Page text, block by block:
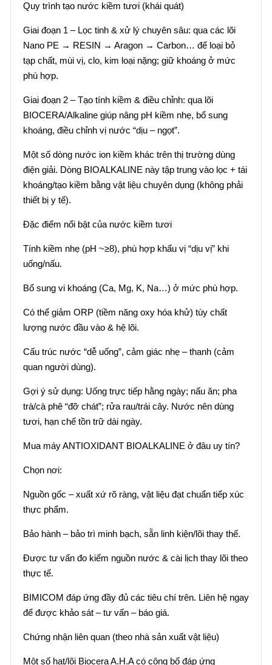
Quy trình tạo nước kiềm tươi (khái quát)
Giai đoạn 1 – Lọc tinh & xử lý chuyên sâu: qua các lõi
Nano PE → RESIN → Aragon → Carbon… để loại bỏ
tạp chất, mùi vị, clo, kim loại nặng; giữ khoáng ở mức
phù hợp.
Giai đoạn 2 – Tạo tính kiềm & điều chỉnh: qua lõi
BIOCERA/Alkaline giúp nâng pH kiềm nhẹ, bổ sung
khoáng, điều chỉnh vị nước “dịu – ngọt”.
Một số dòng nước ion kiềm khác trên thị trường dùng
điện giải. Dòng BIOALKALINE này tập trung vào lọc + tái
khoáng/tạo kiềm bằng vật liệu chuyên dụng (không phải
thiết bị y tế).
Đặc điểm nổi bật của nước kiềm tươi
Tính kiềm nhẹ (pH ~≥8), phù hợp khẩu vị “dịu vị” khi
uống/nấu.
Bổ sung vi khoáng (Ca, Mg, K, Na…) ở mức phù hợp.
Có thể giảm ORP (tiềm năng oxy hóa khử) tùy chất
lượng nước đầu vào & hệ lõi.
Cấu trúc nước “dễ uống”, cảm giác nhẹ – thanh (cảm
quan người dùng).
Gợi ý sử dụng: Uống trực tiếp hằng ngày; nấu ăn; pha
trà/cà phê “đỡ chát”; rửa rau/trái cây. Nước nên dùng
tươi, hạn chế tồn trữ dài ngày.
Mua máy ANTIOXIDANT BIOALKALINE ở đâu uy tín?
Chọn nơi:
Nguồn gốc – xuất xứ rõ ràng, vật liệu đạt chuẩn tiếp xúc
thực phẩm.
Bảo hành – bảo trì minh bạch, sẵn linh kiện/lõi thay thế.
Được tư vấn đo kiểm nguồn nước & cài lịch thay lõi theo
thực tế.
BIMICOM đáp ứng đầy đủ các tiêu chí trên. Liên hệ ngay
để được khảo sát – tư vấn – báo giá.
Chứng nhận liên quan (theo nhà sản xuất vật liệu)
Một số hạt/lõi Biocera A.H.A có công bố đáp ứng